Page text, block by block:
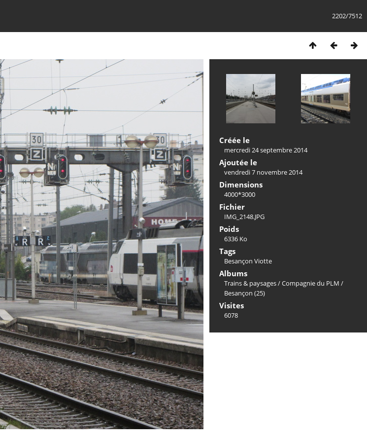
2202/7512
Créée le
mercredi 24 septembre 2014
Ajoutée le
vendredi 7 novembre 2014
Dimensions
4000*3000
Fichier
IMG_2148.JPG
Poids
6336 Ko
Tags
Besançon Viotte
Albums
Trains & paysages/Compagnie du PLM /
Besançon (25)
Visites
6078